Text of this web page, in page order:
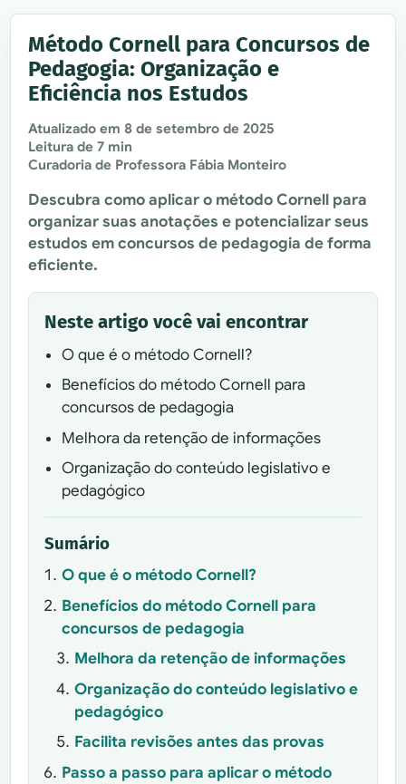
Método Cornell para Concursos de
Pedagogia: Organização e
Eficiência nos Estudos
Atualizado em 8 de setembro de 2025
Leitura de 7 min
Curadoria de Professora Fábia Monteiro
Descubra como aplicar o método Cornell para
organizar suas anotações e potencializar seus
estudos em concursos de pedagogia de forma
eficiente.
Neste artigo você vai encontrar
O que é o método Cornell?
Benefícios do método Cornell para
concursos de pedagogia
Melhora da retenção de informações
Organização do conteúdo legislativo e
pedagógico
Sumário
O que é o método Cornell?
Benefícios do método Cornell para
concursos de pedagogia
Melhora da retenção de informações
Organização do conteúdo legislativo e
pedagógico
Facilita revisões antes das provas
Passo a passo para aplicar o método